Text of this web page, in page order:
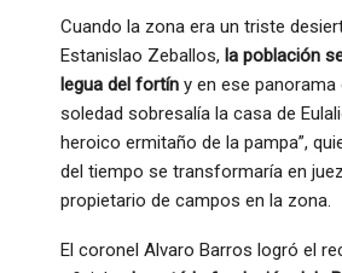
Cuando la zona era un triste
Estanislao Zeballos, la población
legua del fortín y en ese
soledad sobresalía la casa de
heroico ermitaño de la pampa”,
del tiempo se transformaría en
propietario de campos en la zona.
El coronel Alvaro Barros logró el